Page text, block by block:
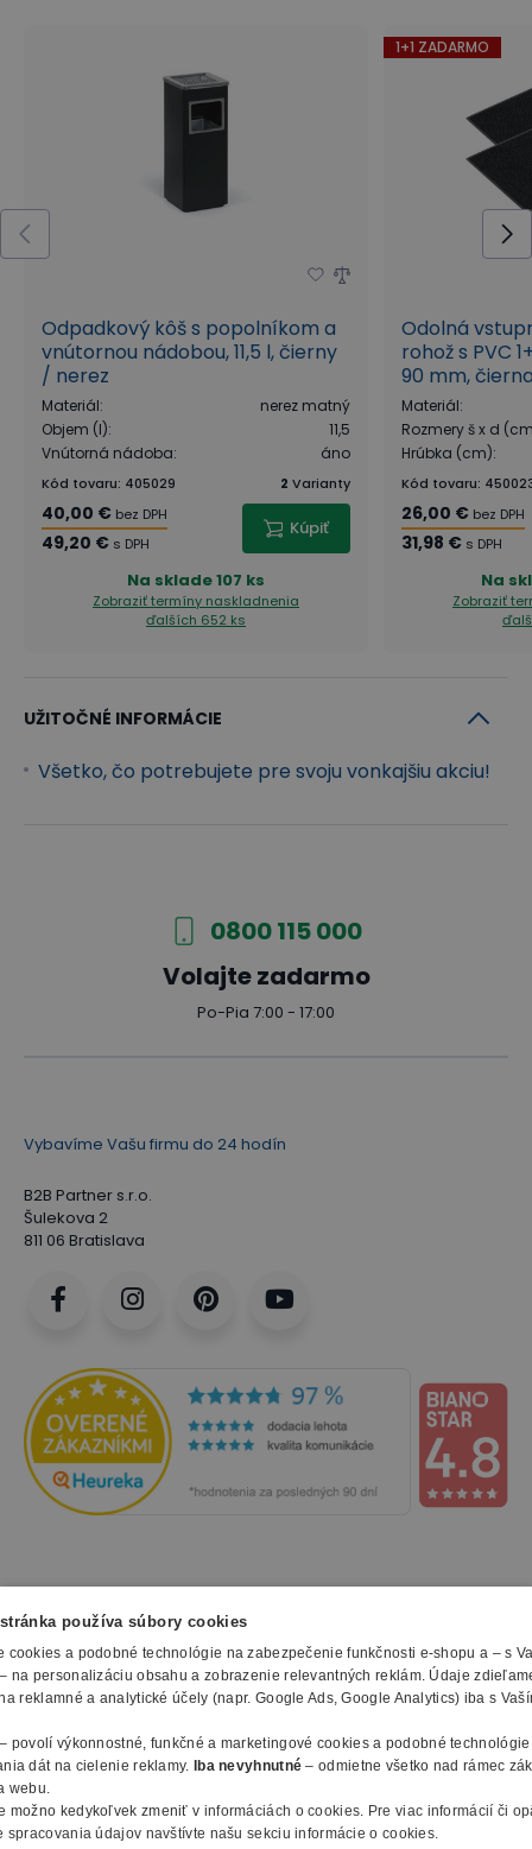
Odpadkový kôš s popolníkom a
vnútornou nádobou, 11,5 l, čierny
/ nerez
Materiál:
nerez matný
Objem (l):
11,5
Vnútorná nádoba: áno
Kód tovaru: 405029 2 Varianty
40,00 € bez DPH
49,20 € s DPH
Kúpiť
Na sklade107 ks
Zobraziť termíny naskladnenia
ďalších 652 ks
1+1 ZADARMO
Odolná
rohož s PVC
90 mm,
Materiál:
Rozmery š x d
Hrúbka (cm):
Kód tovaru:
26,00 € bez DPH
31,98 € s DPH
Na
Zobraziť
UŽITOČNÉ INFORMÁCIE
Všetko, čo potrebujete pre svoju vonkajšiu akciu!
0800 115 000
Volajte zadarmo
Po-Pia 7:00 - 17:00
Vybavíme Vašu firmu do 24 hodín
B2B Partner s.r.o.
Šulekova 2
811 06 Bratislava
NAKUPOVANIE
Všetko o nákupe
Obchodné podmienky
Spôsoby platby
Záruky, servis a reklamácie
Ochrana osobných údajov
Informácie o cookies
SLUŽBY
Reklamačný formulár
E-procurement
Vlastná výroba nábytku
O FIRME
O nás
Kontakty
© 2010 - 2026 B2B Partner s.r.o. - Všetky práva vyhradené.
používa súbory cookies
cookies a podobné technológie na zabezpečenie funkčnosti e-shopu a – s
na personalizáciu obsahu a zobrazenie relevantných reklám. Údaje
reklamné a analytické účely (napr. Google Ads, Google Analytics) iba s
povolí výkonnostné, funkčné a marketingové cookies a podobné
dát na cielenie reklamy.
Iba nevyhnutné – odmietne všetko nad rámec
webu.
možno kedykoľvek zmeniť v informáciách o cookies. Pre viac informácií či
spracovania údajov navštívte našu sekciu informácie o cookies.